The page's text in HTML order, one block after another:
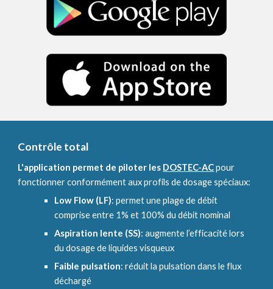
Contrôle total
L'application permet de piloter les DOSTEC-AC pour
fonctionner conformément aux profils de dosage spéciaux:
Low Flow (LF): permet une plage de débit
comprise entre 1% et 100% du débit nominal
Aspiration lente (SS): augmente l’efficacité lors
du dosage de liquides visqueux
Faible pulsation: réduit la pulsation dans le flux
déchargé